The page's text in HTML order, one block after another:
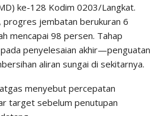
ke-128 Kodim 0203/Langkat.
progres jembatan berukuran 6
mencapai 98 persen. Tahap
penyelesaian akhir—penguatan
aliran sungai di sekitarnya.
menyebut percepatan
target sebelum penutupan